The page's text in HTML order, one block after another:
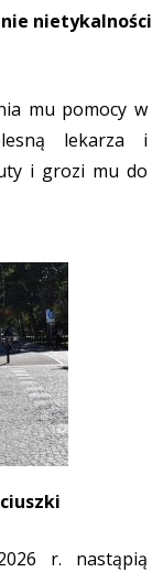
nietykalności
mu pomocy w
lekarza i
i grozi mu do
r. nastąpią